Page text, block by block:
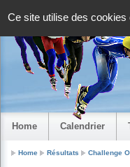
Ce site utilise des
Home Calendrier
Home Résultats Challenge